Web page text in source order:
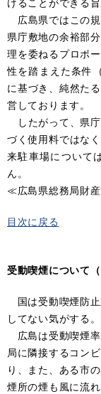
広島県ではこの
県庁敷地の余裕部
理を委ねるプロポ
性を踏まえた条件
に基づき、純然た
営しております。
したがって、県
づく使用料ではな
来駐車場について
ん。
≪広島県総務局財
目次に戻る
受動喫煙について（
国は受動喫煙防
してない気がする。
広島は受動喫煙
局に隣接するコン
り、また、ある市
煙所の煙も風に流